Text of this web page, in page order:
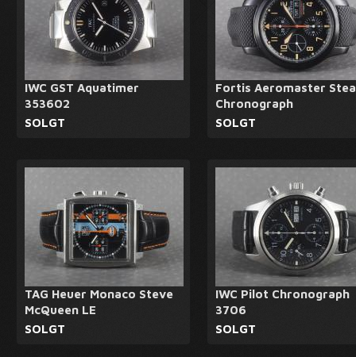
IWC GST Aquatimer
353602
SOLGT
Fortis Aeromaster
Chronograph
SOLGT
TAG Heuer Monaco Steve
McQueen LE
SOLGT
IWC Pilot Chronograph
3706
SOLGT